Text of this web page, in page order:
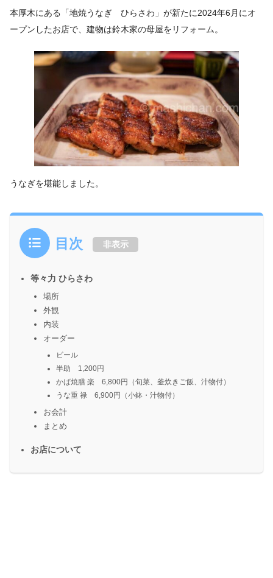
本厚木にある「地焼うなぎ ひらさわ」が新たに2024年6月にオ
ープンしたお店で、建物は鈴木家の母屋をリフォーム。
うなぎを堪能しました。
目次 非表示
等々力 ひらさわ
場所
外観
内装
オーダー
ビール
半助 1,200円
かば焼膳 楽 6,800円（旬菜、釜炊きご飯、汁物付）
うな重 禄 6,900円（小鉢・汁物付）
お会計
まとめ
お店について